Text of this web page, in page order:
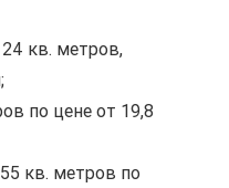
кв. метров,
по цене от 19,8
кв. метров по